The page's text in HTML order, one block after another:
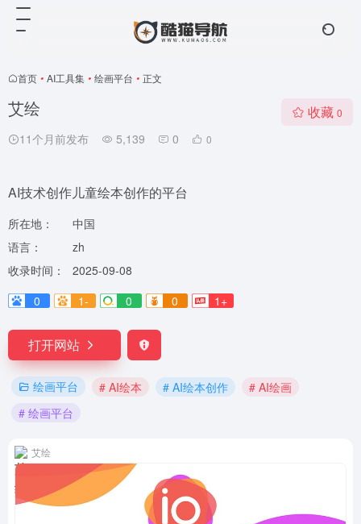
首页 • AI工具集 • 绘画平台 • 正文
艾绘
11个月前发布 5,139 0 0
收藏 0
AI技术创作儿童绘本创作的平台
所在地：
中国
语言：
zh
收录时间：
2025-09-08
0
1- 0 0 1+
打开网站
绘画平台 # AI绘本 # AI绘本创作
# AI绘画
# 绘画平台
艾绘